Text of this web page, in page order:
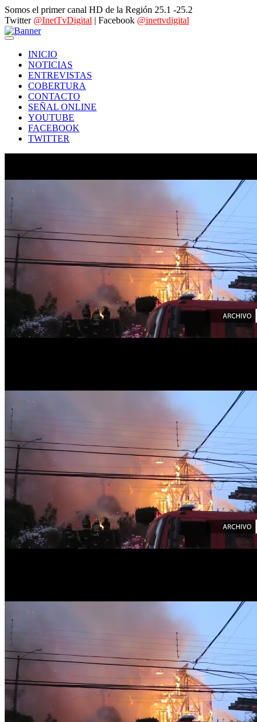
Somos el primer canal HD de la Región 25.1 -25.2
Twitter @InetTvDigital | Facebook @inettvdigital
INICIO
NOTICIAS
ENTREVISTAS
COBERTURA
CONTACTO
SEÑAL ONLINE
YOUTUBE
FACEBOOK
TWITTER